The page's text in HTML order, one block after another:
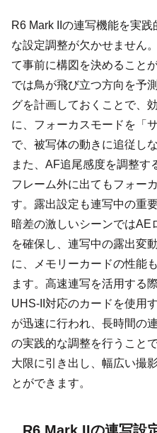
R6 Mark IIの連写機能を実
な設定調整が欠かせません
て事前に構図を決めること
では鳥が飛び立つ方向を予
グを計画しておくことで、
に、フォーカスモードを「
で、被写体の動きに追従し
また、AF追尾感度を調整す
フレーム外に出てもフォー
す。露出設定も連写中の重
暗差の激しいシーンではAE
を確保し、連写中の露出変
に、メモリーカードの性能
ます。高速連写を活用する
UHS-II対応のカードを使用
が迅速に行われ、長時間の
の実践的な調整を行うこと
大限に引き出し、幅広い撮
とができます。